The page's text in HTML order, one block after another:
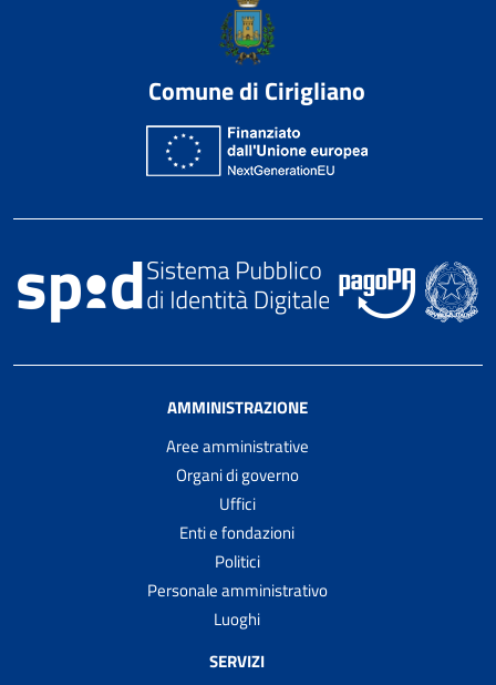
Comune di Cirigliano
AMMINISTRAZIONE
Aree amministrative
Organi di governo
Uffici
Enti e fondazioni
Politici
Personale amministrativo
Luoghi
SERVIZI